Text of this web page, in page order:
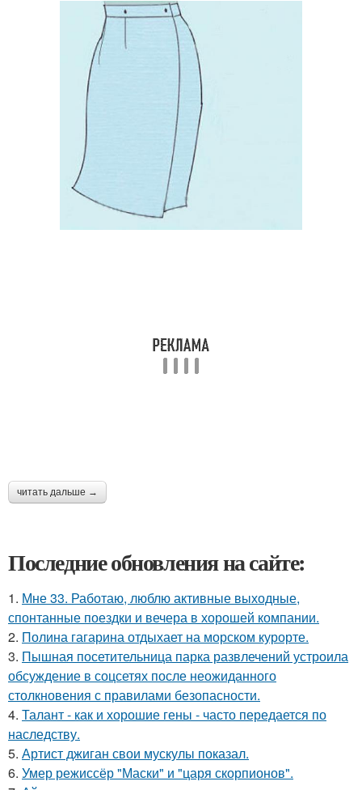
читать дальше →
Последние обновления на сайте:
1. Мне 33. Работаю, люблю активные выходные,
спонтанные поездки и вечера в хорошей компании.
2. Полина гагарина отдыхает на морском курорте.
3. Пышная посетительница парка развлечений устроила
обсуждение в соцсетях после неожиданного
столкновения с правилами безопасности.
4. Талант - как и хорошие гены - часто передается по
наследству.
5. Артист джиган свои мускулы показал.
6. Умер режиссёр "Маски" и "царя скорпионов".